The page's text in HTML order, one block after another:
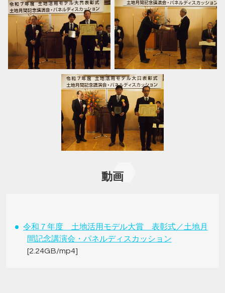
動画
令和７年度 土地活用モデル大賞 表彰式／土地月
間記念講演会・パネルディスカッション
[2.24GB/mp4]